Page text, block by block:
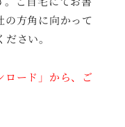
の方角に向かって
さい。
ロード」から、ご